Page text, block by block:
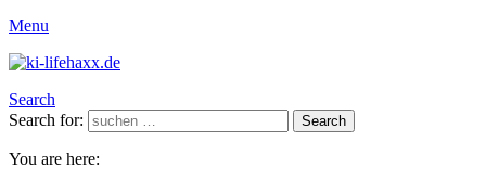
Menu
Search
Search for:
Search
You are here: